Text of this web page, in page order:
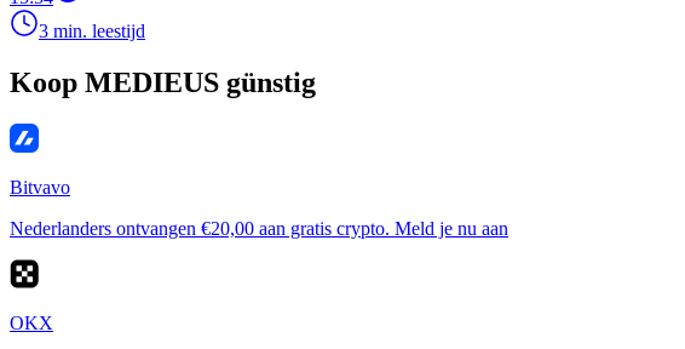
3 min. leestijd
Koop MEDIEUS günstig
Bitvavo
Nederlanders ontvangen €20,00 aan gratis crypto. Meld je nu aan
OKX